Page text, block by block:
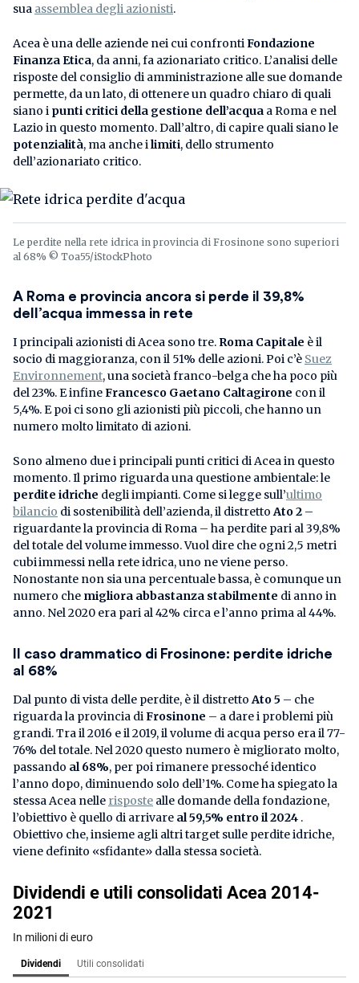
sua assemblea degli azionisti.
Acea è una delle aziende nei cui confrontiFondazione
Finanza Etica, da anni, fa azionariato critico. L’analisi delle
risposte del consiglio di amministrazione alle sue domande
permette, da un lato, di ottenere un quadro chiaro di quali
siano i punti critici della gestione dell’acqua a Roma e nel
Lazio in questo momento. Dall’altro, di capire quali siano le
potenzialità, ma anche ilimiti, dello strumento
dell’azionariato critico.
Le perdite nella rete idrica in provincia di Frosinone sono superiori
al 68% © Toa55/iStockPhoto
A Roma e provincia ancora si perde il 39,8%
dell’acqua immessa in rete
I principali azionisti di Acea sono tre. Roma Capitale è il
socio di maggioranza, con il 51% delle azioni. Poi c’è Suez
Environnement, una società franco-belga che ha poco più
del 23%. E infineFrancesco Gaetano Caltagirone con il
5,4%. E poi ci sono gli azionisti più piccoli, che hanno un
numero molto limitato di azioni.
Sono almeno due i principali punti critici di Acea in questo
momento. Il primo riguarda una questione ambientale: le
perdite idriche degli impianti. Come si legge sull’ultimo
bilancio di sostenibilità dell’azienda, il distrettoAto 2 –
riguardante la provincia di Roma – ha perdite pari al 39,8%
del totale del volume immesso. Vuol dire che ogni 2,5 metri
cubiimmessi nella rete idrica, uno ne viene perso.
Nonostante non sia una percentuale bassa, è comunque un
numero che migliora abbastanza stabilmente di anno in
anno. Nel 2020 era pari al 42% circa e l’anno prima al 44%.
Il caso drammatico di Frosinone: perdite idriche
al 68%
Dal punto di vista delle perdite, è il distrettoAto 5 – che
riguarda la provincia diFrosinone – a dare i problemi più
grandi. Tra il 2016 e il 2019, il volume di acqua perso era il 77-
76% del totale. Nel 2020 questo numero è migliorato molto,
passando al 68%, per poi rimanere pressoché identico
l’anno dopo, diminuendo solo dell’1%. Come ha spiegato la
stessa Acea nelle risposte alle domande della fondazione,
l’obiettivo è quello di arrivare al 59,5% entro il 2024 .
Obiettivo che, insieme agli altri target sulle perdite idriche,
viene definito «sfidante» dalla stessa società.